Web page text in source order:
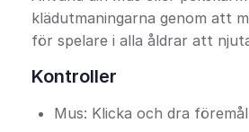
klädutmaningarna genom att
för spelare i alla åldrar att
Kontroller
Mus: Klicka och dra